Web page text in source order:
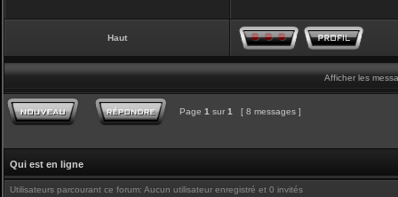
Haut
Afficher les
Page 1 sur 1 [ 8 messages ]
Qui est en ligne
Utilisateurs parcourant ce forum: Aucun utilisateur enregistré et 0 invités